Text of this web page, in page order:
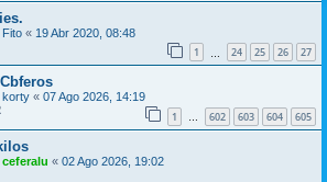
Fito « 19 Abr 2020, 08:48
1 24 25 26 27
korty « 07 Ago 2026, 14:19
1 … 602 603 604 605
ceferalu « 02 Ago 2026, 19:02